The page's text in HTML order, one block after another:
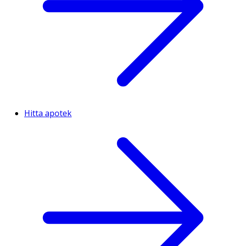
Hitta apotek